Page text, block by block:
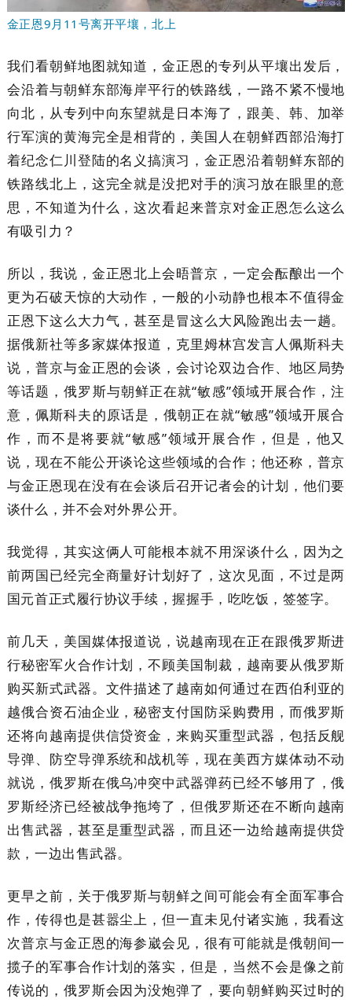
金正恩9月11号离开平壤，北上
我们看朝鲜地图就知道，金正恩的专列从平壤出发后，
会沿着与朝鲜东部海岸平行的铁路线，一路不紧不慢地
向北，从专列中向东望就是日本海了，跟美、韩、加举
行军演的黄海完全是相背的，美国人在朝鲜西部沿海打
着纪念仁川登陆的名义搞演习，金正恩沿着朝鲜东部的
铁路线北上，这完全就是没把对手的演习放在眼里的意
思，不知道为什么，这次看起来普京对金正恩怎么这么
有吸引力？
所以，我说，金正恩北上会晤普京，一定会酝酿出一个
更为石破天惊的大动作，一般的小动静也根本不值得金
正恩下这么大力气，甚至是冒这么大风险跑出去一趟。
据俄新社等多家媒体报道，克里姆林宫发言人佩斯科夫
说，普京与金正恩的会谈，会讨论双边合作、地区局势
等话题，俄罗斯与朝鲜正在就“敏感”领域开展合作，注
意，佩斯科夫的原话是，俄朝正在就“敏感”领域开展合
作，而不是将要就“敏感”领域开展合作，但是，他又
说，现在不能公开谈论这些领域的合作；他还称，普京
与金正恩现在没有在会谈后召开记者会的计划，他们要
谈什么，并不会对外界公开。
我觉得，其实这俩人可能根本就不用深谈什么，因为之
前两国已经完全商量好计划好了，这次见面，不过是两
国元首正式履行协议手续，握握手，吃吃饭，签签字。
前几天，美国媒体报道说，说越南现在正在跟俄罗斯进
行秘密军火合作计划，不顾美国制裁，越南要从俄罗斯
购买新式武器。文件描述了越南如何通过在西伯利亚的
越俄合资石油企业，秘密支付国防采购费用，而俄罗斯
还将向越南提供信贷资金，来购买重型武器，包括反舰
导弹、防空导弹系统和战机等，现在美西方媒体动不动
就说，俄罗斯在俄乌冲突中武器弹药已经不够用了，俄
罗斯经济已经被战争拖垮了，但俄罗斯还在不断向越南
出售武器，甚至是重型武器，而且还一边给越南提供贷
款，一边出售武器。
更早之前，关于俄罗斯与朝鲜之间可能会有全面军事合
作，传得也是甚嚣尘上，但一直未见付诸实施，我看这
次普京与金正恩的海参崴会见，很有可能就是俄朝间一
揽子的军事合作计划的落实，但是，当然不会是像之前
传说的，俄罗斯会因为没炮弹了，要向朝鲜购买过时的